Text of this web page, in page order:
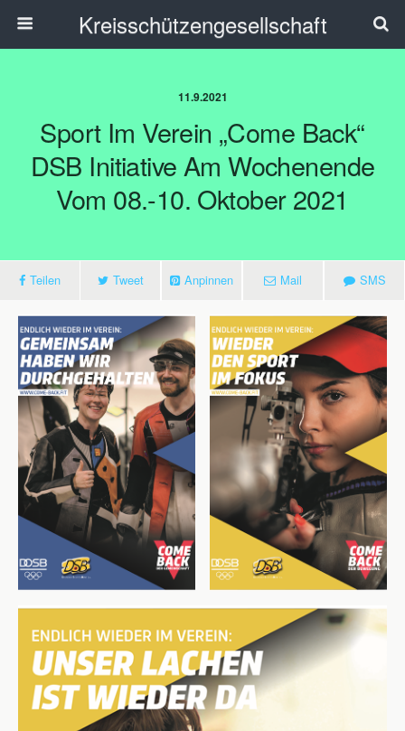
Kreisschützengesellschaft
11.9.2021
Sport Im Verein „Come Back“
DSB Initiative Am Wochenende
Vom 08.-10. Oktober 2021
Teilen Tweet Anpinnen Mail SMS